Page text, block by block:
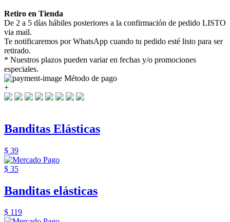
Retiro en Tienda
De 2 a 5 días hábiles posteriores a la confirmación de pedido LISTO
via mail.
Te notificaremos por WhatsApp cuando tu pedido esté listo para ser
retirado.
* Nuestros plazos pueden variar en fechas y/o promociones
especiales.
Método de pago
+
Banditas Elásticas
$ 39
$ 35
Banditas elásticas
$ 119